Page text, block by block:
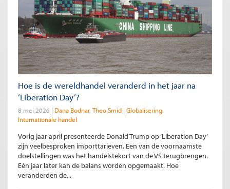
Hoe is de wereldhandel veranderd in het jaar na
‘Liberation Day’?
8 mei 2026 Dana Bodnar Theo Smid Globalisering
Internationale handel
Vorig jaar april presenteerde Donald Trump op ‘Liberation Day’
zijn veelbesproken importtarieven. Een van de voornaamste
doelstellingen was het handelstekort van de VS terugbrengen.
Eén jaar later kan de balans worden opgemaakt. Hoe
veranderden de...